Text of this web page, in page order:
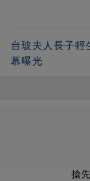
台玻夫人長子
幕曝光
搶